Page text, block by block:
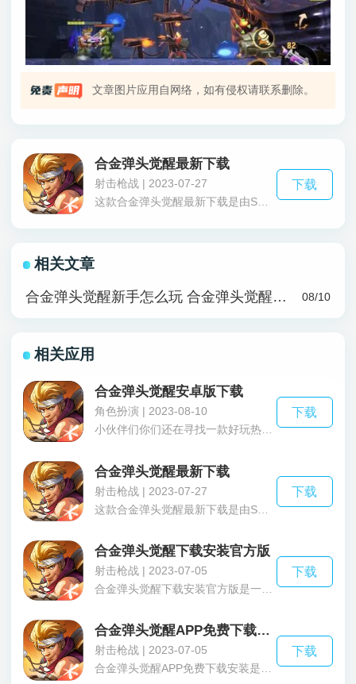
文章图片应用自网络，如有侵权请联系删除。
合金弹头觉醒最新下载
射击枪战 | 2023-07-27
这款合金弹头觉醒最新下载是由SNK正版授权，天美全新打造的横板动作射击游戏，里面有着许多经典的人物和关卡比如金字塔、沙漠、矿洞等等，完美的还原了这款大作，合金弹头觉醒最新下载不仅完美还原了这款游戏甚至还把画质升级了，给玩家带来了全新的画面更精彩视觉效果，海量的武器供你选择、瞬息万变的战场、各式各样的载具等游戏内容给你的闯关带来不一样的体验，里面的角色还有着专属的大招特效弹幕疯狂输出让你一路突突突，还有许多细节小彩蛋比如解救老头获得神秘道具、触摸神灯会掉落金币等还需要自己来体验，还在等什么快来下载吧。
下载
相关文章
合金弹头觉醒新手怎么玩 合金弹头觉醒新手攻略 08/10
相关应用
合金弹头觉醒安卓版下载
角色扮演 | 2023-08-10
下载
合金弹头觉醒最新下载
射击枪战 | 2023-07-27
下载
合金弹头觉醒下载安装官方版
射击枪战 | 2023-07-05
下载
合金弹头觉醒APP免费下载安装
射击枪战 | 2023-07-05
合金弹头觉醒APP免费下载安装是一款热门的动作射击类游戏，在合金弹头觉醒APP免费下载安装这款这款由SNK正版授权的射击手游中，玩家可以选择各种原汁原味的地图和多名经典角色，在这款游戏当中，游戏画质不仅得到大幅度的升级，独创的复古潮流全新画面也会给你带来不一样的视觉体验。玩家可以在这种精彩的画面和富有节奏感的背景音乐下控制角色挑战各种地图，同样也能与好友联机组队一起挑战强大的BOSS，来获得超多的奖励!那么对于其内容感兴趣的小伙伴可以自行下载安装了解更多相关内容哦!
下载